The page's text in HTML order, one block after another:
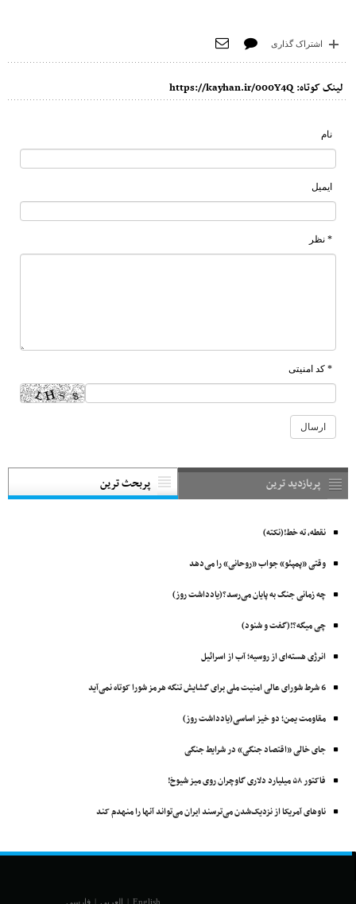
اشتراک گذاری
لینک کوتاه: https://kayhan.ir/000Y4Q
نام
ایمیل
* نظر
* کد امنیتی
پربازدید ترین پربحث ترین
نقطه، ته خط!(نکته)
وقتی «پمپئو» جواب «روحانی» را می‌دهد
چه زمانی جنگ به پایان می‌رسد؟(یادداشت روز)
چی میگه؟!(گفت و شنود)
انرژی هسته‌ای از روسیه؛ آب از اسرائیل
6 شرط شورای عالی امنیت ملی برای گشایش تنگه هرمز شورا کوتاه نمی‌آید
مقاومت یمن؛ دو خیز اساسی(یادداشت روز)
جای خالی «اقتصاد جنگی» در شرایط جنگی
فاکتور ۵۸ میلیارد دلاری گاوچران روی میز شیوخ!
ناوهای آمریکا از نزدیک‌شدن می‌ترسند ایران می‌تواند آنها را منهدم ‌کند
English
| العربي | فارسی